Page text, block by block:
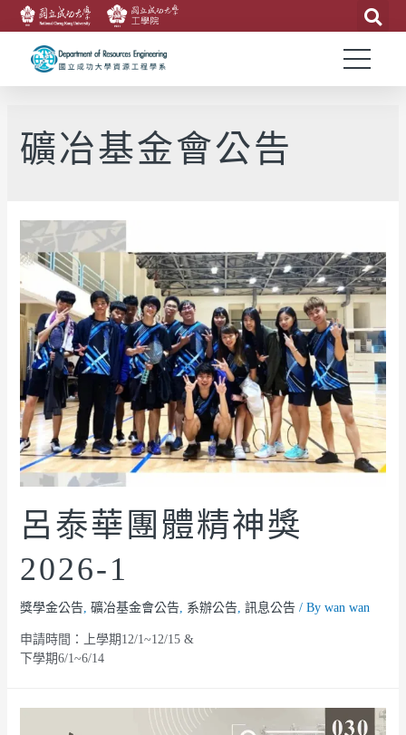
礦冶基金會公告
呂泰華團體精神獎
2026-1
獎學金公告, 礦冶基金會公告, 系辦公告, 訊息公告/ By wan wan
申請時間：上學期12/1~12/15 &
下學期6/1~6/14